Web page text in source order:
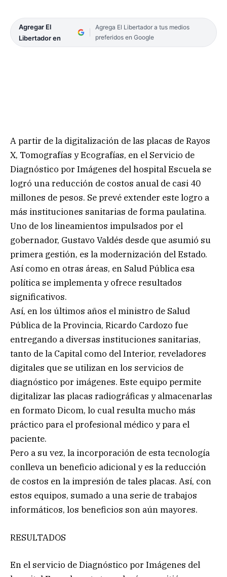
Agregar El
Libertador en
Agrega El Libertador a tus medios
preferidos en Google
A partir de la digitalización de las placas de Rayos
X, Tomografías y Ecografías, en el Servicio de
Diagnóstico por Imágenes del hospital Escuela se
logró una reducción de costos anual de casi 40
millones de pesos. Se prevé extender este logro a
más instituciones sanitarias de forma paulatina.
Uno de los lineamientos impulsados por el
gobernador, Gustavo Valdés desde que asumió su
primera gestión, es la modernización del Estado.
Así como en otras áreas, en Salud Pública esa
política se implementa y ofrece resultados
significativos.
Así, en los últimos años el ministro de Salud
Pública de la Provincia, Ricardo Cardozo fue
entregando a diversas instituciones sanitarias,
tanto de la Capital como del Interior, reveladores
digitales que se utilizan en los servicios de
diagnóstico por imágenes. Este equipo permite
digitalizar las placas radiográficas y almacenarlas
en formato Dicom, lo cual resulta mucho más
práctico para el profesional médico y para el
paciente.
Pero a su vez, la incorporación de esta tecnología
conlleva un beneficio adicional y es la reducción
de costos en la impresión de tales placas. Así, con
estos equipos, sumado a una serie de trabajos
informáticos, los beneficios son aún mayores.
RESULTADOS
En el servicio de Diagnóstico por Imágenes del